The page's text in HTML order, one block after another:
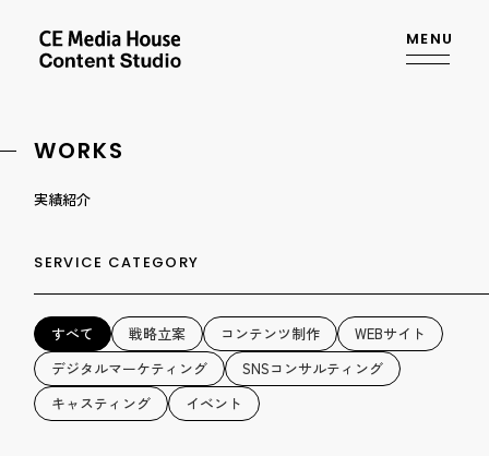
MENU
WORKS
実績紹介
SERVICE CATEGORY
すべて 戦略立案 コンテンツ制作
WEBサイト
デジタルマーケティング
SNSコンサルティング
キャスティング
イベント